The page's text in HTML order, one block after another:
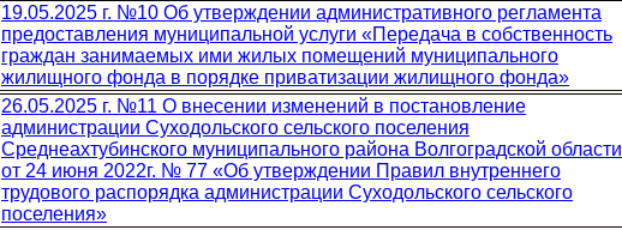
19.05.2025 г. №10 Об утверждении административного регламента
предоставления муниципальной услуги «Передача в собственность
граждан занимаемых ими жилых помещений муниципального
жилищного фонда в порядке приватизации жилищного фонда»
26.05.2025 г. №11 О внесении изменений в постановление
администрации Суходольского сельского поселения
Среднеахтубинского муниципального района Волгоградской области
от 24 июня 2022г. № 77 «Об утверждении Правил внутреннего
трудового распорядка администрации Суходольского сельского
поселения»